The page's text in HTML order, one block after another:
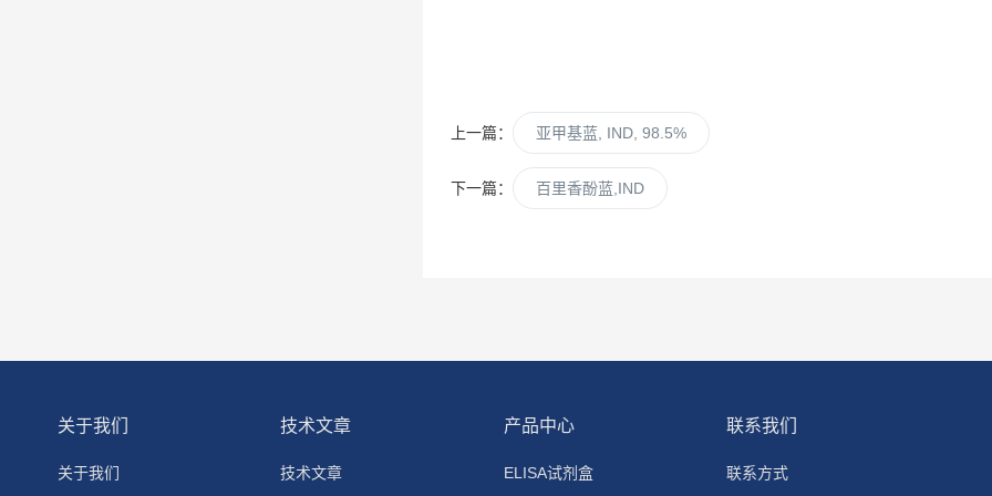
上一篇： 亚甲基蓝, IND, 98.5%
下一篇： 百里香酚蓝,IND
关于我们
关于我们
技术文章
技术文章
产品中心
ELISA试剂盒
联系我们
联系方式